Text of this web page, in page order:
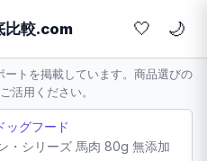
比較.com 🤍
トを掲載しています。商品選びの
活用ください。
ッグフード
・シリーズ 馬肉 80g 無添加